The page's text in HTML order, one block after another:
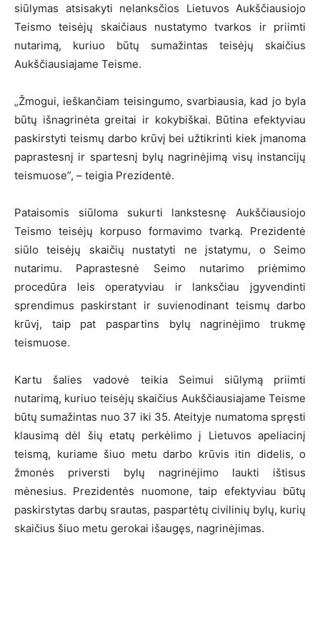
siūlymas atsisakyti nelanksčios Lietuvos Aukščiausiojo
Teismo teisėjų skaičiaus nustatymo tvarkos ir priimti
nutarimą, kuriuo būtų sumažintas teisėjų skaičius
Aukščiausiajame Teisme.
„Žmogui, ieškančiam teisingumo, svarbiausia, kad jo byla
būtų išnagrinėta greitai ir kokybiškai. Būtina efektyviau
paskirstyti teismų darbo krūvį bei užtikrinti kiek įmanoma
paprastesnį ir spartesnį bylų nagrinėjimą visų instancijų
teismuose”, – teigia Prezidentė.
Pataisomis siūloma sukurti lankstesnę Aukščiausiojo
Teismo teisėjų korpuso formavimo tvarką. Prezidentė
siūlo teisėjų skaičių nustatyti ne įstatymu, o Seimo
nutarimu. Paprastesnė Seimo nutarimo priėmimo
procedūra leis operatyviau ir lanksčiau įgyvendinti
sprendimus paskirstant ir suvienodinant teismų darbo
krūvį, taip pat paspartins bylų nagrinėjimo trukmę
teismuose.
Kartu šalies vadovė teikia Seimui siūlymą priimti
nutarimą, kuriuo teisėjų skaičius Aukščiausiajame Teisme
būtų sumažintas nuo 37 iki 35. Ateityje numatoma spręsti
klausimą dėl šių etatų perkėlimo į Lietuvos apeliacinį
teismą, kuriame šiuo metu darbo krūvis itin didelis, o
žmonės priversti bylų nagrinėjimo laukti ištisus
mėnesius. Prezidentės nuomone, taip efektyviau būtų
paskirstytas darbų srautas, paspartėtų civilinių bylų, kurių
skaičius šiuo metu gerokai išaugęs, nagrinėjimas.